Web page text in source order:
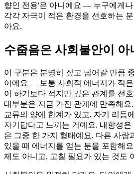
향인 전용'은 아니에요 — 누구에게
각각 자극이 적은 환경을 선호하는
아요.
수줍음은 사회불안이 아
이 구분은 분명히 짚고 넘어갈 만큼
이에요 — 보통 사회적 에너지가 적
이 하기보다 적지만 깊은 관계를 선
대부분은 지금 가진 관계에 만족해
교류의 양에 한계가 있고, 자기 리듬
자기답다고 느끼는 거예요. 내향성
은 그중 한 가지 형태예요. 다른 사람
있을 때 에너지를 얻는 분을 포함해
제도 아니고, 고칠 필요가 있는 것도